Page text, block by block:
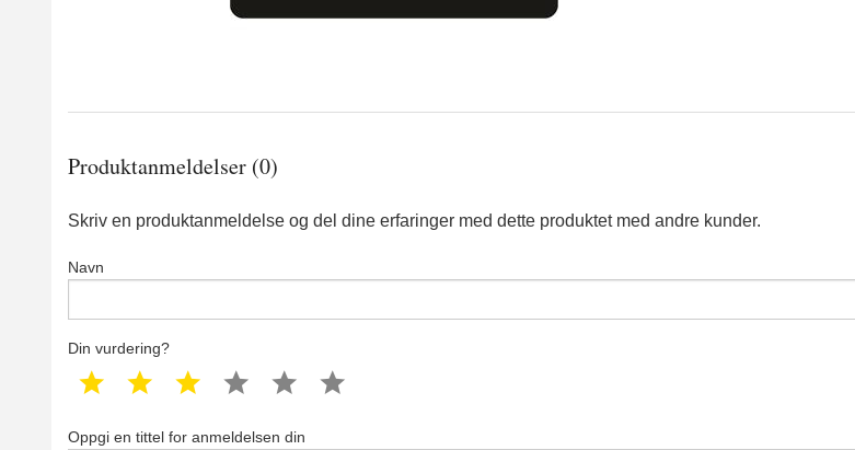
Produktanmeldelser (0)
Skriv en produktanmeldelse og del dine erfaringer med dette produktet med andre kunder.
Navn
Din vurdering?
1 star 2 star 3 star 4 star 5 star
Oppgi en tittel for anmeldelsen din